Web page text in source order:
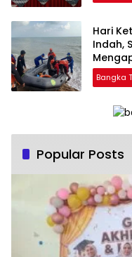
Hari
Indah,
Bangka
Popular Posts